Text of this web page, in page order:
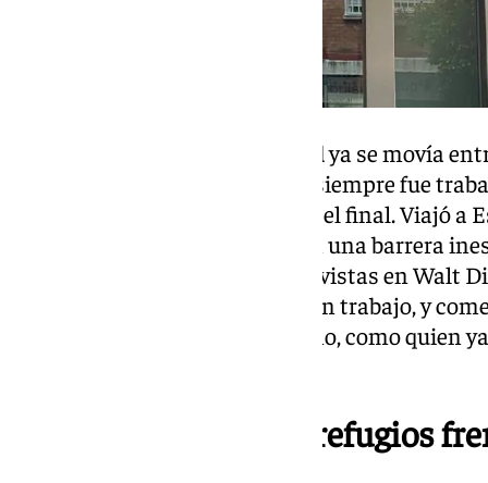
Con apenas catorce años, David ya se movía
y lápices de color. «Mi fantasía siempre fue
un objetivo que persiguió hasta el final. Viajó a
oportunidades y allí se topó con una barrera
pasar un largo proceso de entrevistas en Walt
sabía hablar inglés. Me quedé sin trabajo, y
lavandería», dice sin dramatismo, como quien
Málaga y el arte, sus refugios